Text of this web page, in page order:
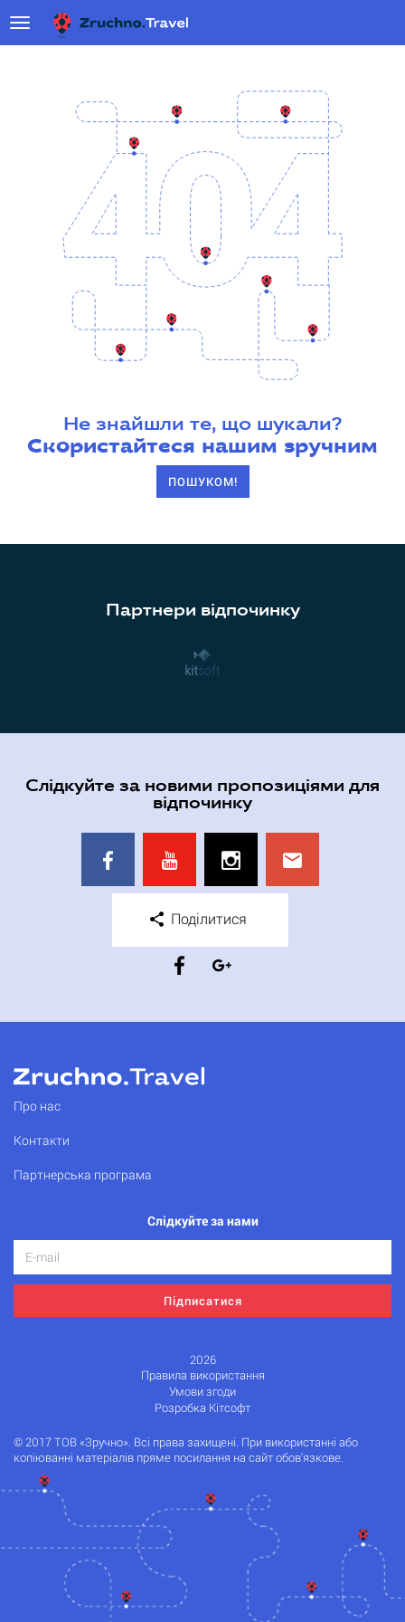
Не знайшли те, що шукали?
Скористайтеся нашим зручним
ПОШУКОМ!
Партнери відпочинку
Слідкуйте за новими пропозиціями для
відпочинку
Поділитися
Про нас
Контакти
Партнерська програма
Слідкуйте за нами
Підписатися
2026
Правила використання
Умови згоди
Розробка Кітсофт
© 2017 ТОВ «Зручно». Всі права захищені. При використанні або
копіюванні матеріалів пряме посилання на сайт обов'язкове.